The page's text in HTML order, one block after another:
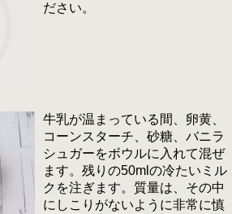
ださい。
牛乳が温まっている間、卵黄、
コーンスターチ、砂糖、バニラ
シュガーをボウルに入れて混ぜ
ます。残りの50mlの冷たいミル
クを注ぎます。質量は、その中
にしこりがないように非常に慎